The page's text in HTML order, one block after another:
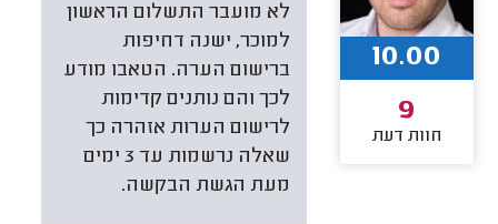
לא מועבר התשלום הראשון
למוכר, ישנה דחיפות
ברישום הערה. הטאבו מודע
לכך והם נותנים קדימות
לרישום הערות אזהרה כך
שאלה נרשמות עד 3 ימים
מעת הגשת הבקשה.
10.00
9
חוות דעת